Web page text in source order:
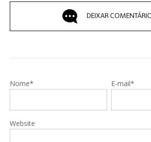
DEIXAR
Nome* E-mail*
Website